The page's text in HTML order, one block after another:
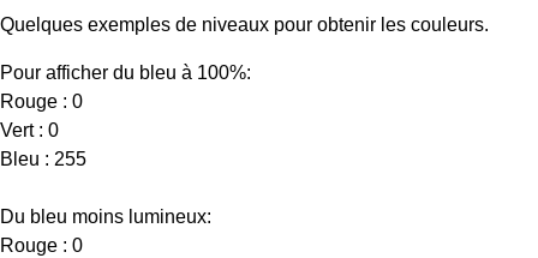
Quelques exemples de niveaux pour obtenir les couleurs.
Pour afficher du bleu à 100%:
Rouge : 0
Vert : 0
Bleu : 255
Du bleu moins lumineux:
Rouge : 0